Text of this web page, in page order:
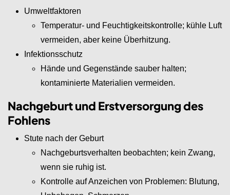
Umweltfaktoren
Temperatur- und Feuchtigkeitskontrolle; kühle Luft
vermeiden, aber keine Überhitzung.
Infektionsschutz
Hände und Gegenstände sauber halten;
kontaminierte Materialien vermeiden.
Nachgeburt und Erstversorgung des
Fohlens
Stute nach der Geburt
Nachgeburtsverhalten beobachten; kein Zwang,
wenn sie ruhig ist.
Kontrolle auf Anzeichen von Problemen: Blutung,